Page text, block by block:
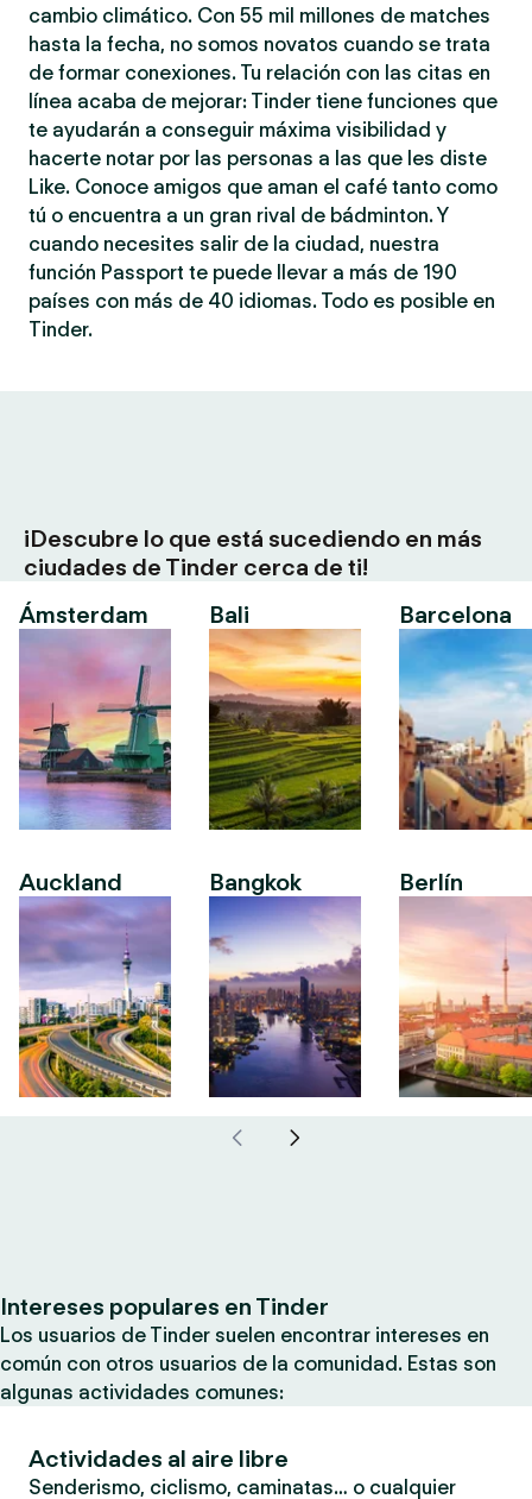
cambio climático. Con 55 mil millones de matches
hasta la fecha, no somos novatos cuando se trata
de formar conexiones. Tu relación con las citas en
línea acaba de mejorar: Tinder tiene funciones que
te ayudarán a conseguir máxima visibilidad y
hacerte notar por las personas a las que les diste
Like. Conoce amigos que aman el café tanto como
tú o encuentra a un gran rival de bádminton. Y
cuando necesites salir de la ciudad, nuestra
función Passport te puede llevar a más de 190
países con más de 40 idiomas. Todo es posible en
Tinder.
¡Descubre lo que está sucediendo en más
ciudades de Tinder cerca de ti!
Ámsterdam
Auckland
Bali
Bangkok
Barcelona
Berlín
Intereses populares en Tinder
Los usuarios de Tinder suelen encontrar intereses en
común con otros usuarios de la comunidad. Estas son
algunas actividades comunes:
Actividades al aire libre
Senderismo, ciclismo, caminatas… o cualquier